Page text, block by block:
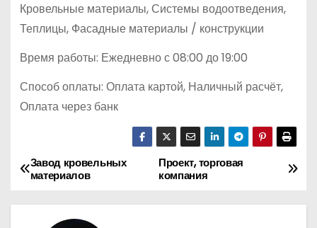
Кровельные материалы, Системы водоотведения,
Теплицы, Фасадные материалы / конструкции
Время работы: Ежедневно с 08:00 до 19:00
Способ оплаты: Оплата картой, Наличный расчёт,
Оплата через банк
Н
а
Проект, торговая
компания
Завод кровельных
материалов